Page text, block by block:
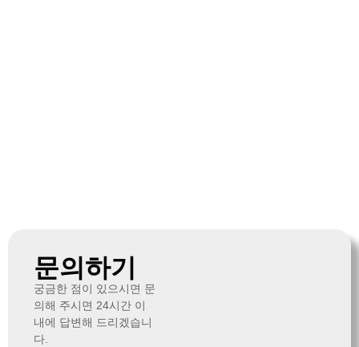
문의하기
궁금한 점이 있으시면 문
의해 주시면 24시간 이
내에 답변해 드리겠습니
다.